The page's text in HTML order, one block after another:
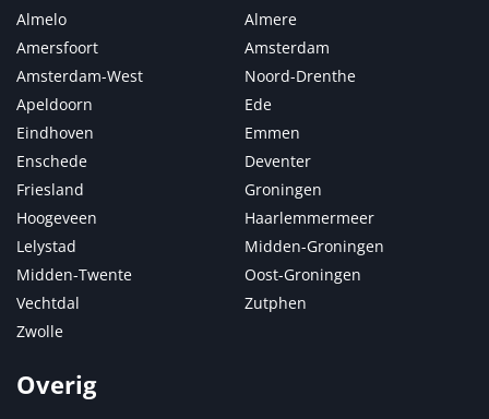
Almelo
Almere
Amersfoort
Amsterdam
Amsterdam-West
Noord-Drenthe
Apeldoorn
Ede
Eindhoven
Emmen
Enschede
Deventer
Friesland
Groningen
Hoogeveen
Haarlemmermeer
Lelystad
Midden-Groningen
Midden-Twente
Oost-Groningen
Vechtdal
Zutphen
Zwolle
Overig